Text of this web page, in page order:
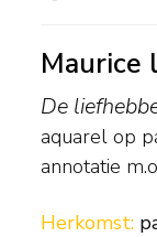
Maurice
De
aquarel op
annotatie
Herkomst: